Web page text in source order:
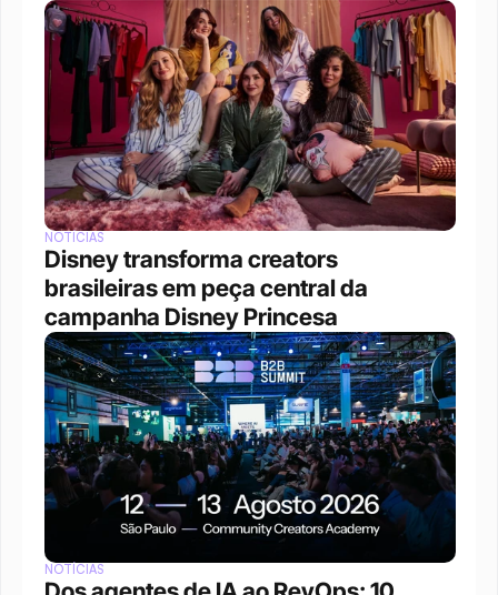
NOTÍCIAS
Disney transforma creators
brasileiras em peça central da
campanha Disney Princesa
NOTÍCIAS